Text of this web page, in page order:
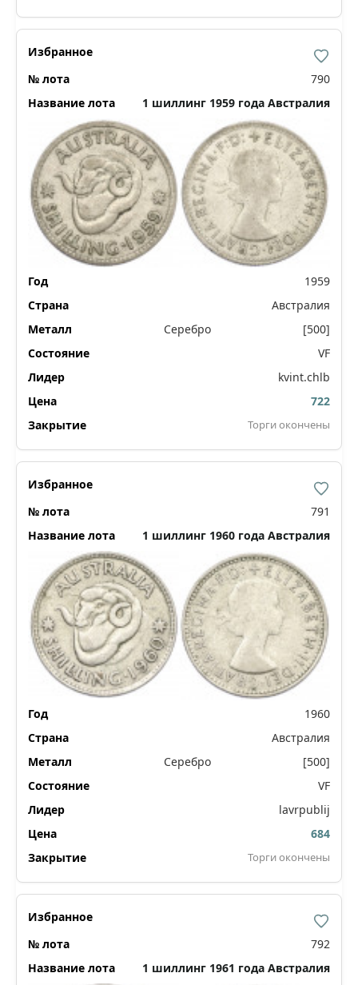
790
1 шиллинг 1959 года Австралия
1959
Австралия
Серебро
[500]
VF
kvint.chlb
722
Торги окончены
791
1 шиллинг 1960 года Австралия
1960
Австралия
Серебро
[500]
VF
lavrpublij
684
Торги окончены
792
1 шиллинг 1961 года Австралия